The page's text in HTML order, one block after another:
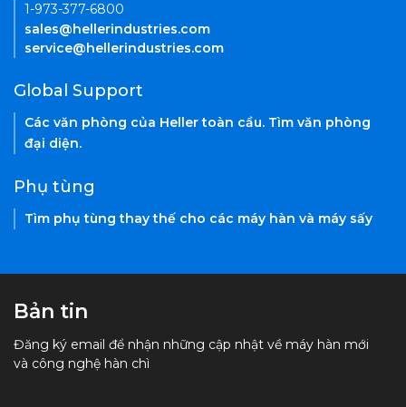
1-973-377-6800
sales@hellerindustries.com
service@hellerindustries.com
Global Support
Các văn phòng của Heller toàn cầu. Tìm văn phòng
đại diện.
Phụ tùng
Tìm phụ tùng thay thế cho các máy hàn và máy sấy
Bản tin
Đăng ký email để nhận những cập nhật về máy hàn mới
và công nghệ hàn chì